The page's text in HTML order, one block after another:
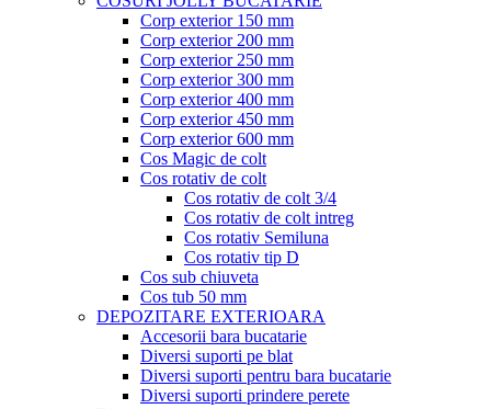
Corp exterior 150 mm
Corp exterior 200 mm
Corp exterior 250 mm
Corp exterior 300 mm
Corp exterior 400 mm
Corp exterior 450 mm
Corp exterior 600 mm
Cos Magic de colt
Cos rotativ de colt
Cos rotativ de colt 3/4
Cos rotativ de colt intreg
Cos rotativ Semiluna
Cos rotativ tip D
Cos sub chiuveta
Cos tub 50 mm
DEPOZITARE EXTERIOARA
Accesorii bara bucatarie
Diversi suporti pe blat
Diversi suporti pentru bara bucatarie
Diversi suporti prindere perete